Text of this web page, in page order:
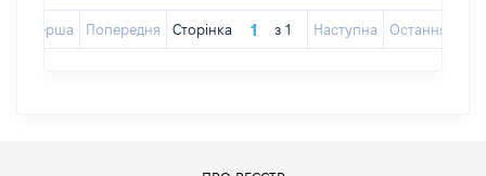
Перша Попередня Сторінка з 1 Наступна Остання